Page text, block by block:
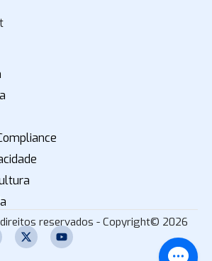
reservados - Copyright© 2026